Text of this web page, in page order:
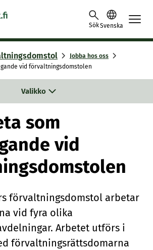
SökSvenska
Jobba hos oss
vid förvaltningsdomstolen
Valikko
som
vid
förvaltningsdomstol arbetar
vid fyra olika
Arbetet utförs i
förvaltningsrättsdomarna